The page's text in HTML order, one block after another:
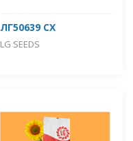
ЛГ50639 СХ
LG SEEDS